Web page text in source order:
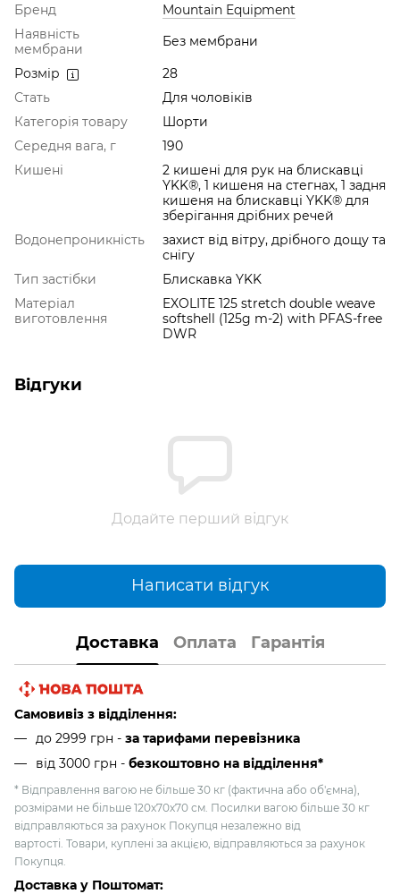
Бренд
Mountain Equipment
Наявність
мембрани
Без мембрани
Розмір
28
Стать
Для чоловіків
Категорія товару
Шорти
Середня вага, г
190
Кишені
2 кишені для рук на блискавці
YKK®, 1 кишеня на стегнах, 1 задня
кишеня на блискавці YKK® для
зберігання дрібних речей
Водонепроникність
захист від вітру, дрібного дощу та
снігу
Тип застібки
Блискавка YKK
Матеріал
виготовлення
EXOLITE 125 stretch double weave
softshell (125g m-2) with PFAS-free
DWR
Відгуки
Додайте перший відгук
Написати відгук
Доставка Оплата Гарантія
Самовивіз з відділення:
до 2999 грн - за тарифами перевізника
від 3000 грн - безкоштовно на відділення*
* Відправлення вагою не більше 30 кг (фактична або об'ємна),
розмірами не більше 120х70х70 см. Посилки вагою більше 30 кг
відправляються за рахунок Покупця незалежно від
вартості. Товари, куплені за акцією, відправляються за рахунок
Покупця.
Доставка у Поштомат: